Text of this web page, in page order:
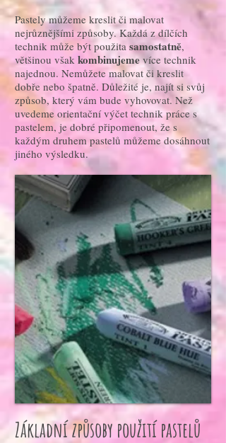
Pastely můžeme kreslit či malovat
nejrůznějšími způsoby. Každá z dílčích
technik může být použita samostatně,
většinou však kombinujemevíce technik
najednou. Nemůžete malovat či kreslit
dobře nebo špatně. Důležité je, najít si svůj
způsob, který vám bude vyhovovat. Než
uvedeme orientační výčet technik práce s
pastelem, je dobré připomenout, že s
každým druhem pastelů můžeme dosáhnout
jiného výsledku.
Základní způsoby použití pastelů